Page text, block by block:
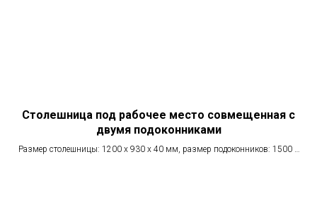
Столешница под рабочее место совмещенная с
двумя подоконниками
Размер столешницы: 1200 х 930 х 40 мм, размер подоконников: 1500 х